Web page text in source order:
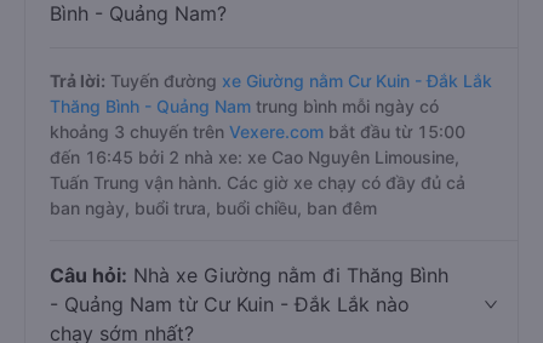
Bình - Quảng Nam?
Trả lời: Tuyến đường xe Giường nằm Cư Kuin - Đắk Lắk
Thăng Bình - Quảng Nam trung bình mỗi ngày có
khoảng 3 chuyến trên Vexere.com bắt đầu từ 15:00
đến 16:45 bởi 2 nhà xe: xe Cao Nguyên Limousine,
Tuấn Trung vận hành. Các giờ xe chạy có đầy đủ cả
ban ngày, buổi trưa, buổi chiều, ban đêm
Câu hỏi: Nhà xe Giường nằm đi Thăng Bình
- Quảng Nam từ Cư Kuin - Đắk Lắk nào
chạy sớm nhất?